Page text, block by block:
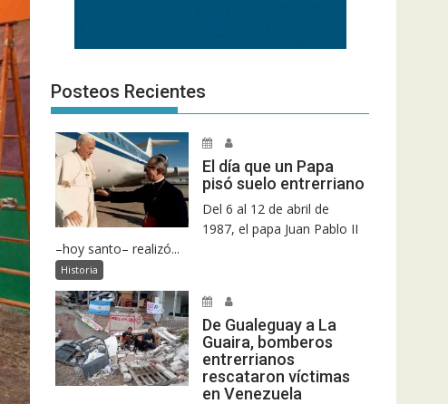
Posteos Recientes
El día que un Papa
pisó suelo entrerriano
Del 6 al 12 de abril de
1987, el papa Juan Pablo II
–hoy santo– realizó...
Historia
De Gualeguay a La
Guaira, bomberos
entrerrianos
rescataron víctimas
en Venezuela